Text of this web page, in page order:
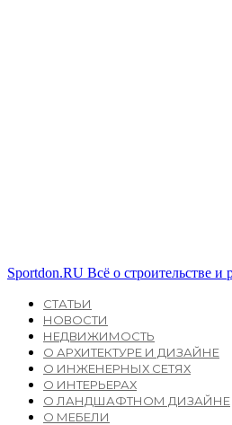
Sportdon.RU Всё о строительстве и
СТАТЬИ
НОВОСТИ
НЕДВИЖИМОСТЬ
О АРХИТЕКТУРЕ И ДИЗАЙНЕ
О ИНЖЕНЕРНЫХ СЕТЯХ
О ИНТЕРЬЕРАХ
О ЛАНДШАФТНОМ ДИЗАЙНЕ
О МЕБЕЛИ